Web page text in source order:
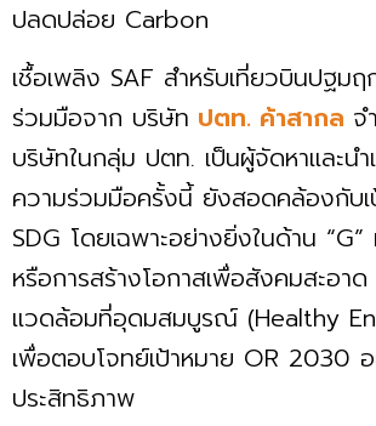
ปลดปล่อย Carbon
เชื้อเพลิง SAF สำหรับเที่ยวบินปฐม
ร่วมมือจาก บริษัท ปตท. ค้าสากล จ
บริษัทในกลุ่ม ปตท. เป็นผู้จัดหาและน
ความร่วมมือครั้งนี้ ยังสอดคล้องกับเ
SDG โดยเฉพาะอย่างยิ่งในด้าน “G”
หรือการสร้างโอกาสเพื่อสังคมสะอา
แวดล้อมที่อุดมสมบูรณ์ (Healthy
เพื่อตอบโจทย์เป้าหมาย OR 2030
ประสิทธิภาพ